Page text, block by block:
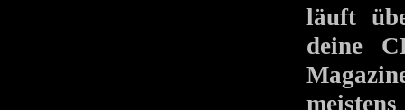
läuft
deine